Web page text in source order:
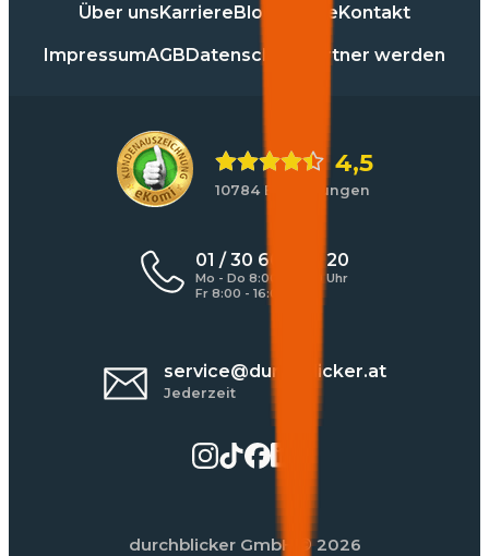
Über unsKarriereBlog PresseKontakt
ImpressumAGBDatenschutz Partner werden
4,5
10784 Bewertungen
01 / 30 60 900 20
Mo - Do 8:00 - 17:00 Uhr
Fr 8:00 - 16:00 Uhr
service@durchblicker.at
Jederzeit
durchblicker GmbH © 2026